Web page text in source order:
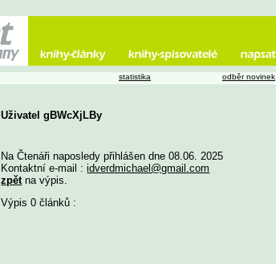
Uživatel gBWcXjLBy
Na Čtenáři naposledy přihlášen dne 08.06. 2025
Kontaktní e-mail :idverdmichael@gmail.com
zpět na výpis.
Výpis 0 článků :
statistika odběr novinek